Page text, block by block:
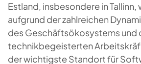
Estland, insbesondere in Tallinn,
aufgrund der zahlreichen
des Geschäftsökosystems und
technikbegeisterten
der wichtigste Standort für